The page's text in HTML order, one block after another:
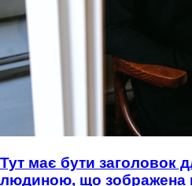
Тут має бути заголовок
людиною, що зображена